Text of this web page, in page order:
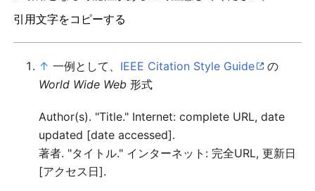
引用文字をコピーする
↑ 一例として、 IEEE Citation Style Guide
の
World Wide Web 形式
Author(s). "Title." Internet: complete URL, date
updated [date accessed].
著者. "タイトル." インターネット: 完全URL, 更新日
[アクセス日].